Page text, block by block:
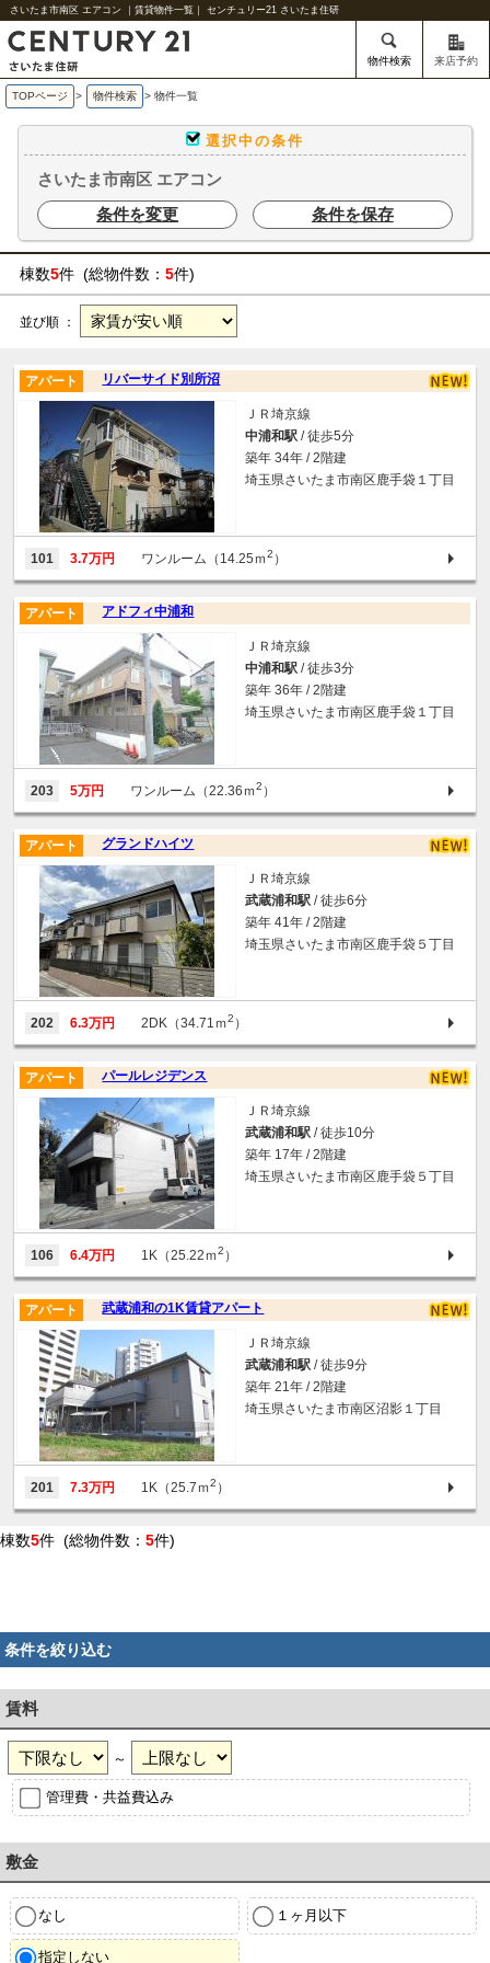
さいたま市南区 エアコン ｜賃貸物件一覧｜ センチュリー21 さいたま住研
物件検索 来店予約
TOPページ > 物件検索 > 物件一覧
選択中の条件
さいたま市南区 エアコン
条件を変更
条件を保存
棟数5件 (総物件数： 5件)
並び順 ：
リバーサイド別所沼
アパート
ＪＲ埼京線
中浦和駅 / 徒歩5分
築年 34年 / 2階建
埼玉県さいたま市南区鹿手袋１丁目
101 3.7万円 ワンルーム（14.25ｍ2 ）
アドフィ中浦和
アパート
ＪＲ埼京線
中浦和駅 / 徒歩3分
築年 36年 / 2階建
埼玉県さいたま市南区鹿手袋１丁目
203 5万円 ワンルーム（22.36ｍ2 ）
グランドハイツ
アパート
ＪＲ埼京線
武蔵浦和駅 / 徒歩6分
築年 41年 / 2階建
埼玉県さいたま市南区鹿手袋５丁目
202 6.3万円 2DK（34.71ｍ2 ）
パールレジデンス
アパート
ＪＲ埼京線
武蔵浦和駅 / 徒歩10分
築年 17年 / 2階建
埼玉県さいたま市南区鹿手袋５丁目
106 6.4万円 1K（25.22ｍ2 ）
武蔵浦和の1K賃貸アパート
アパート
ＪＲ埼京線
武蔵浦和駅 / 徒歩9分
築年 21年 / 2階建
埼玉県さいたま市南区沼影１丁目
201 7.3万円 1K（25.7ｍ2 ）
棟数5件 (総物件数： 5件)
条件を絞り込む
賃料
～
管理費・共益費込み
敷金
なし １ヶ月以下
指定しない